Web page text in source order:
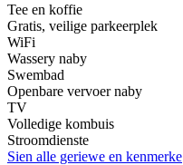
Tee en koffie
Gratis, veilige parkeerplek
WiFi
Wassery naby
Swembad
Openbare vervoer naby
TV
Volledige kombuis
Stroomdienste
Sien alle geriewe en kenmerke